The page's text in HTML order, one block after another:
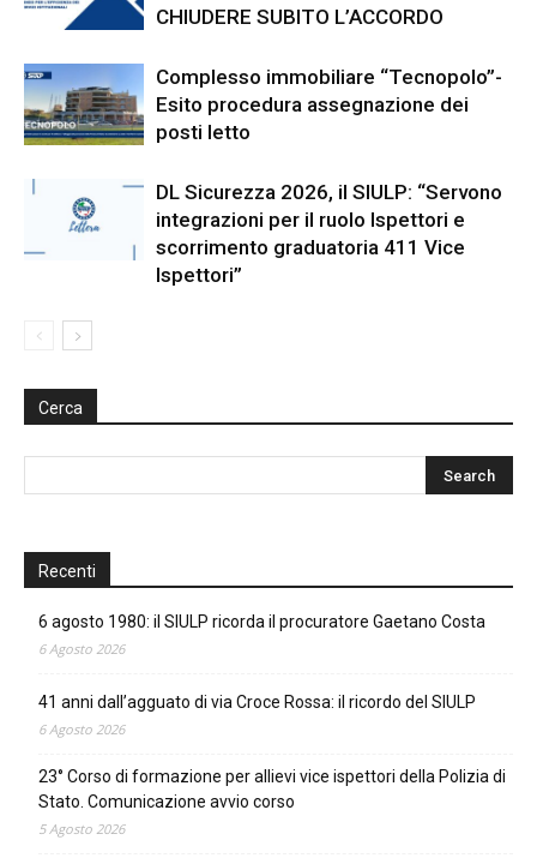
CHIUDERE SUBITO L’ACCORDO
Complesso immobiliare “Tecnopolo”-
Esito procedura assegnazione dei
posti letto
DL Sicurezza 2026, il SIULP: “Servono
integrazioni per il ruolo Ispettori e
scorrimento graduatoria 411 Vice
Ispettori”
Cerca
Recenti
6 agosto 1980: il SIULP ricorda il procuratore Gaetano Costa
6 Agosto 2026
41 anni dall’agguato di via Croce Rossa: il ricordo del SIULP
6 Agosto 2026
23° Corso di formazione per allievi vice ispettori della Polizia di
Stato. Comunicazione avvio corso
5 Agosto 2026